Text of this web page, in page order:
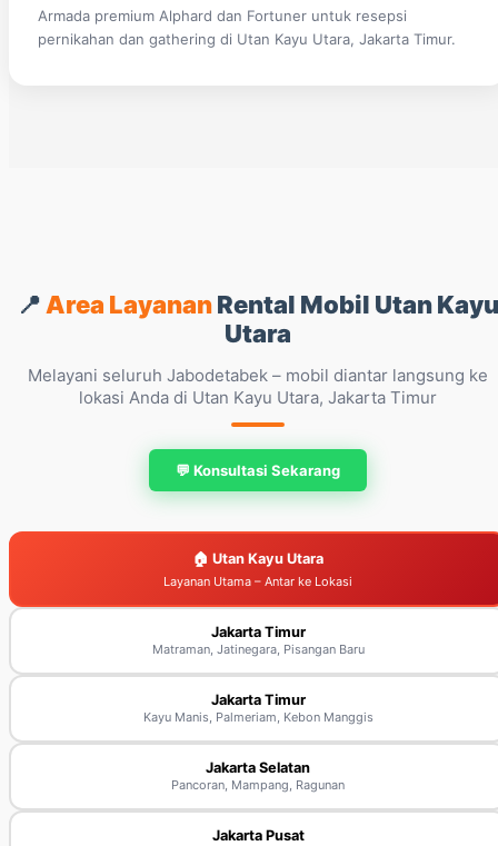
Armada premium Alphard dan Fortuner untuk resepsi
pernikahan dan gathering di Utan Kayu Utara, Jakarta Timur.
📍 Area LayananRental Mobil Utan Kayu
Utara
Melayani seluruh Jabodetabek – mobil diantar langsung ke
lokasi Anda di Utan Kayu Utara, Jakarta Timur
💬 Konsultasi Sekarang
🏠 Utan Kayu Utara
Layanan Utama – Antar ke Lokasi
Jakarta Timur
Matraman, Jatinegara, Pisangan Baru
Jakarta Timur
Kayu Manis, Palmeriam, Kebon Manggis
Jakarta Selatan
Pancoran, Mampang, Ragunan
Jakarta Pusat